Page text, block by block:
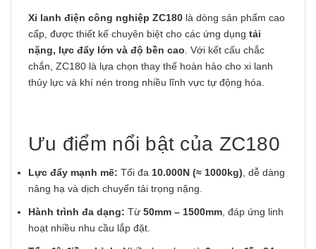
Xi lanh điện công nghiệp ZC180 là dòng sản phẩm cao
cấp, được thiết kế chuyên biệt cho các ứng dụng tải
nặng, lực đẩy lớn và độ bền cao . Với kết cấu chắc
chắn, ZC180 là lựa chọn thay thế hoàn hảo cho xi lanh
thủy lực và khí nén trong nhiều lĩnh vực tự động hóa.
Ưu điểm nổi bật của ZC180
Lực đẩy mạnh mẽ: Tối đa 10.000N (≈ 1000kg) , dễ dàng
nâng hạ và dịch chuyển tải trọng nặng.
Hành trình đa dạng: Từ 50mm – 1500mm , đáp ứng linh
hoạt nhiều nhu cầu lắp đặt.